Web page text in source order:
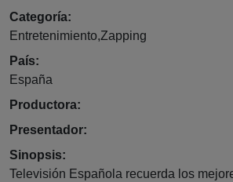
Categoría:
Entretenimiento,Zapping
País:
España
Productora:
Presentador:
Sinopsis:
Televisión Española recuerda los